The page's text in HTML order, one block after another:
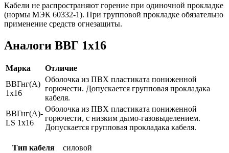
Кабели не распространяют горение при одиночной прокладке
(нормы МЭК 60332-1). При групповой прокладке обязательно
применение средств огнезащиты.
Аналоги ВВГ 1х16
Марка
Отличие
ВВГнг(А)
1х16
Оболочка из ПВХ пластиката пониженной
горючести. Допускается групповая прокладака
кабеля.
ВВГнг(А)-
LS 1х16
Оболочка из ПВХ пластиката пониженной
горючести, с низким дымо-газовыделением.
Допускается групповая прокладака кабеля.
Тип кабеля силовой